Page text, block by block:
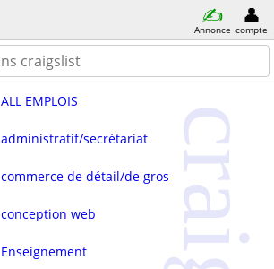
Annonce compte
ALL EMPLOIS
administratif/secrétariat
commerce de détail/de gros
conception web
Enseignement